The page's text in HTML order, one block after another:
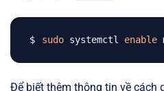
sudo systemctl enable
Để biết thêm thông tin về cách